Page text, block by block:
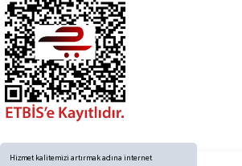
Hizmet kalitemizi artırmak adına internet